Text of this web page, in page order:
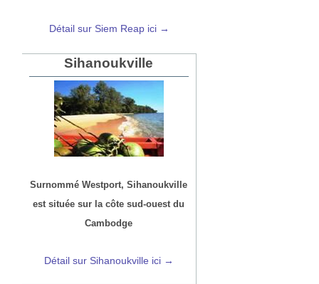
Détail sur Siem Reap ici →
Sihanoukville
Surnommé Westport, Sihanoukville
est située sur la côte sud-ouest du
Cambodge
Détail sur Sihanoukville ici →